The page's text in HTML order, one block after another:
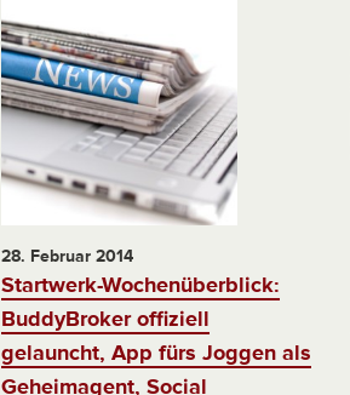
28. Februar 2014
Startwerk-Wochenüberblick:
BuddyBroker offiziell
gelauncht, App fürs Joggen als
Geheimagent, Social